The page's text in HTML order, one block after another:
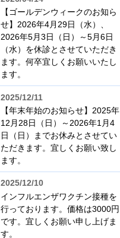
【ゴールデンウィークのお知ら
せ】2026年4月29日（水）、
2026年5月3日（日）～5月6日
（水）を休診とさせていただき
ます。何卒宜しくお願いいたし
ます。
2025/12/11
【年末年始のお知らせ】2025年
12月28日（日）～2026年1月4
日（日）までお休みとさせてい
ただきます。宜しくお願い致し
ます。
2025/12/10
インフルエンザワクチン接種を
行っております。価格は3000円
です。宜しくお願い申し上げま
す。